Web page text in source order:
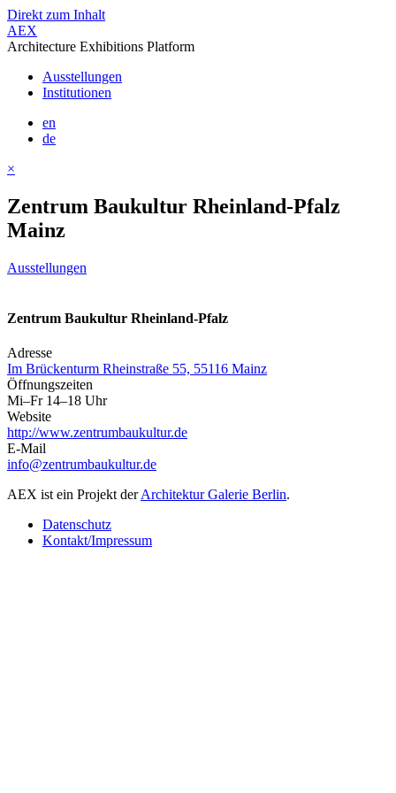
Direkt zum Inhalt
AEX
Architecture Exhibitions Platform
Ausstellungen
Institutionen
en
de
×
Zentrum Baukultur Rheinland-Pfalz
Mainz
Ausstellungen
Zentrum Baukultur Rheinland-Pfalz
Adresse
Im Brückenturm Rheinstraße 55, 55116 Mainz
Öffnungszeiten
Mi–Fr 14–18 Uhr
Website
http://www.zentrumbaukultur.de
E-Mail
info@zentrumbaukultur.de
AEX ist ein Projekt derArchitektur Galerie Berlin.
Datenschutz
Kontakt/Impressum